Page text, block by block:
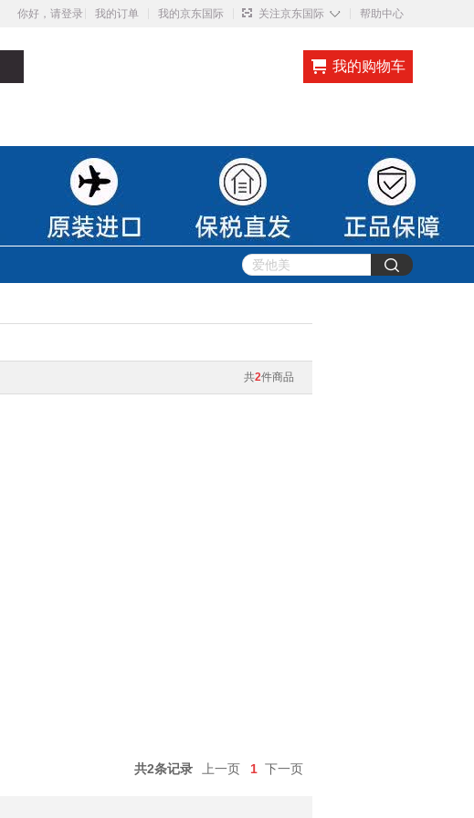
你好，请登录 我的订单 我的京东国际 关注京东国际 ◇ 帮助中心
我的购物车
共2件商品
共2条记录 上一页 1 下一页